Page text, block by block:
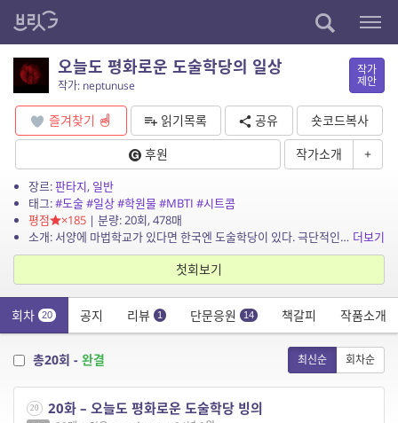
오늘도 평화로운 도술학당의 일상
작가: neptunuse
작가
제안
즐겨찾기 읽기목록 공유
숏코드복사
후원
작가소개 +
장르:판타지, 일반
태그:#도술#일상#학원물#MBTI #시트콤
평점
×185| 분량: 20회, 478매
소개: 서양에 마법학교가 있다면 한국엔 도술학당이 있다. 극단적인 성향의 네개의 기숙사! 도술수행을 하는 각양각색 성향 학생들의 평범하고도 소소한 일상. 화려하지도, 손에 땀을 쥐지도 않... 더보기
첫회보기
회차 20 공지 리뷰 1 단문응원 14 책갈피 작품소개
총20회 - 완결 최신순 회차순
20 20화 – 오늘도 평화로운 도술학당 빙의